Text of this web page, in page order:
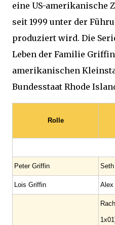
eine US-amerikanische
seit 1999 unter der
produziert wird. Die
Leben der Familie
amerikanischen
Bundesstaat Rhode
Rolle
Peter Griffin
Lois Griffin Alex